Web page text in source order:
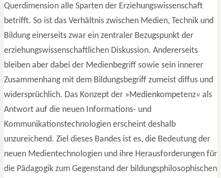
Querdimension alle Sparten der Erziehungswissenschaft
betrifft. So ist das Verhältnis zwischen Medien, Technik und
Bildung einerseits zwar ein zentraler Bezugspunkt der
erziehungswissenschaftlichen Diskussion. Andererseits
bleiben aber dabei der Medienbegriff sowie sein innerer
Zusammenhang mit dem Bildungsbegriff zumeist diffus und
widersprüchlich. Das Konzept der »Medienkompetenz« als
Antwort auf die neuen Informations- und
Kommunikationstechnologien erscheint deshalb
unzureichend. Ziel dieses Bandes ist es, die Bedeutung der
neuen Medientechnologien und ihre Herausforderungen für
die Pädagogik zum Gegenstand der bildungsphilosophischen